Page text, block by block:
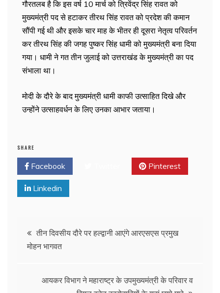
गौरतलब है कि इस वर्ष 10 मार्च को त्रिवेंद्र सिंह रावत को
मुख्यमंत्री पद से हटाकर तीरथ सिंह रावत को प्रदेश की कमान
सौंपी गई थी और इसके चार माह के भीतर ही दूसरा नेतृत्व परिवर्तन
कर तीरथ सिंह की जगह पुष्कर सिंह धामी को मुख्यमंत्री बना दिया
गया। धामी ने गत तीन जुलाई को उत्तराखंड के मुख्यमंत्री का पद
संभाला था।
मोदी के दौरे के बाद मुख्यमंत्री धामी काफी उत्साहित दिखे और
उन्होंने उत्साहवर्धन के लिए उनका आभार जताया।
SHARE
Facebook Pinterest
Linkedin
तीन दिवसीय दौरे पर हल्द्वानी आएंगे आरएसएस प्रमुख
मोहन भागवत
आयकर विभाग ने महाराष्ट्र के उपमुख्यमंत्री के परिवार व